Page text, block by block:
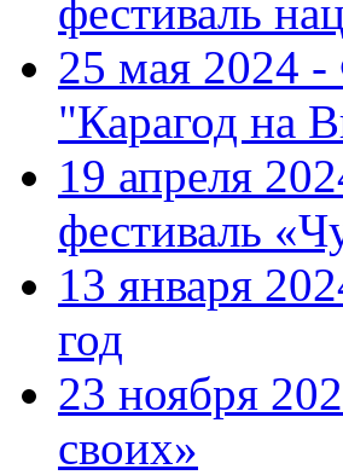
фестиваль
25 мая 2024 -
"Карагод на
19 апреля
фестиваль
13 января
год
23 ноября
своих»